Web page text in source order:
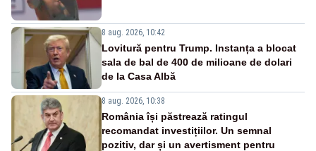
8 aug. 2026, 10:42
Lovitură pentru Trump. Instanța a blocat
sala de bal de 400 de milioane de dolari
de la Casa Albă
8 aug. 2026, 10:38
România își păstrează ratingul
recomandat investițiilor. Un semnal
pozitiv, dar și un avertisment pentru